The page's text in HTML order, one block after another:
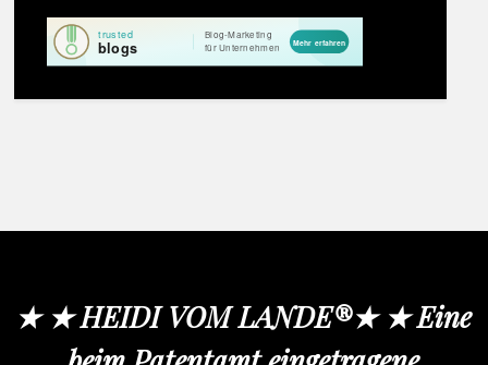
★ ★ HEIDI VOM LANDE®★ ★ Eine